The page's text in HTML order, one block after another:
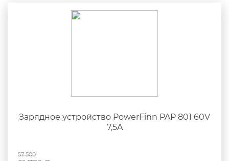
Зарядное устройство PowerFinn PAP 801 60V
7,5A
57 500